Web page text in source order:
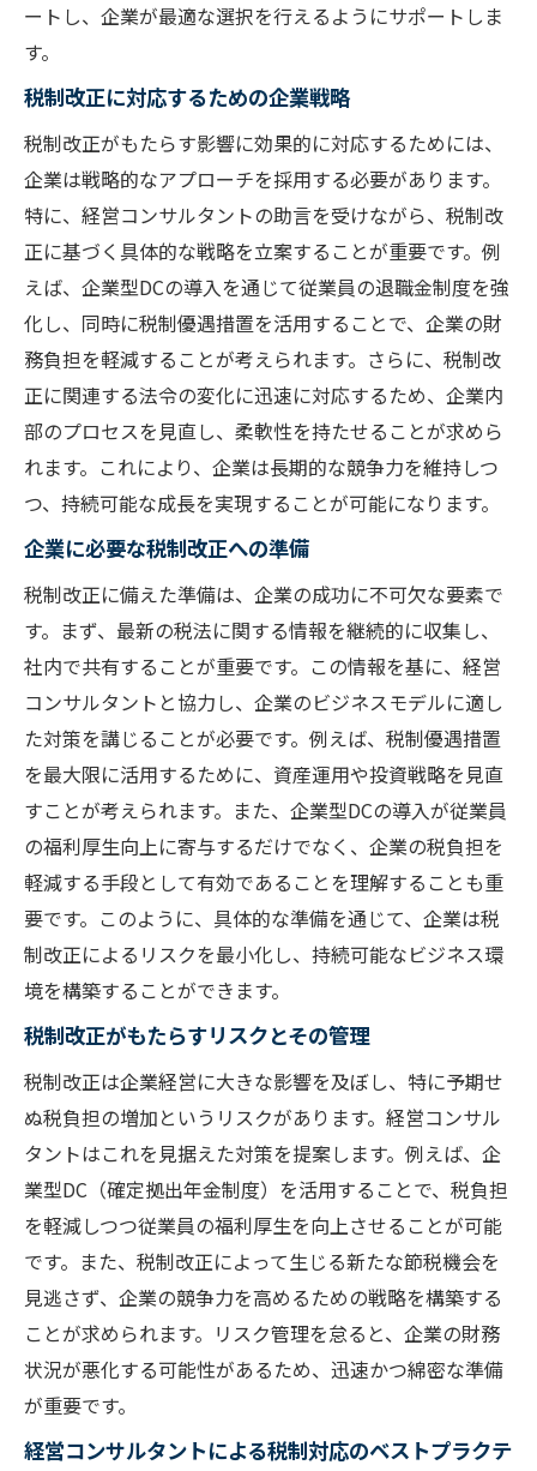
ートし、企業が最適な選択を行えるようにサポートしま
す。
税制改正に対応するための企業戦略
税制改正がもたらす影響に効果的に対応するためには、
企業は戦略的なアプローチを採用する必要があります。
特に、経営コンサルタントの助言を受けながら、税制改
正に基づく具体的な戦略を立案することが重要です。例
えば、企業型DCの導入を通じて従業員の退職金制度を強
化し、同時に税制優遇措置を活用することで、企業の財
務負担を軽減することが考えられます。さらに、税制改
正に関連する法令の変化に迅速に対応するため、企業内
部のプロセスを見直し、柔軟性を持たせることが求めら
れます。これにより、企業は長期的な競争力を維持しつ
つ、持続可能な成長を実現することが可能になります。
企業に必要な税制改正への準備
税制改正に備えた準備は、企業の成功に不可欠な要素で
す。まず、最新の税法に関する情報を継続的に収集し、
社内で共有することが重要です。この情報を基に、経営
コンサルタントと協力し、企業のビジネスモデルに適し
た対策を講じることが必要です。例えば、税制優遇措置
を最大限に活用するために、資産運用や投資戦略を見直
すことが考えられます。また、企業型DCの導入が従業員
の福利厚生向上に寄与するだけでなく、企業の税負担を
軽減する手段として有効であることを理解することも重
要です。このように、具体的な準備を通じて、企業は税
制改正によるリスクを最小化し、持続可能なビジネス環
境を構築することができます。
税制改正がもたらすリスクとその管理
税制改正は企業経営に大きな影響を及ぼし、特に予期せ
ぬ税負担の増加というリスクがあります。経営コンサル
タントはこれを見据えた対策を提案します。例えば、企
業型DC（確定拠出年金制度）を活用することで、税負担
を軽減しつつ従業員の福利厚生を向上させることが可能
です。また、税制改正によって生じる新たな節税機会を
見逃さず、企業の競争力を高めるための戦略を構築する
ことが求められます。リスク管理を怠ると、企業の財務
状況が悪化する可能性があるため、迅速かつ綿密な準備
が重要です。
経営コンサルタントによる税制対応のベストプラクテ